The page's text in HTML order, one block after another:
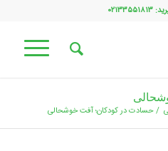
/حسادت در کودکان؛ آفت خوشحالی‌